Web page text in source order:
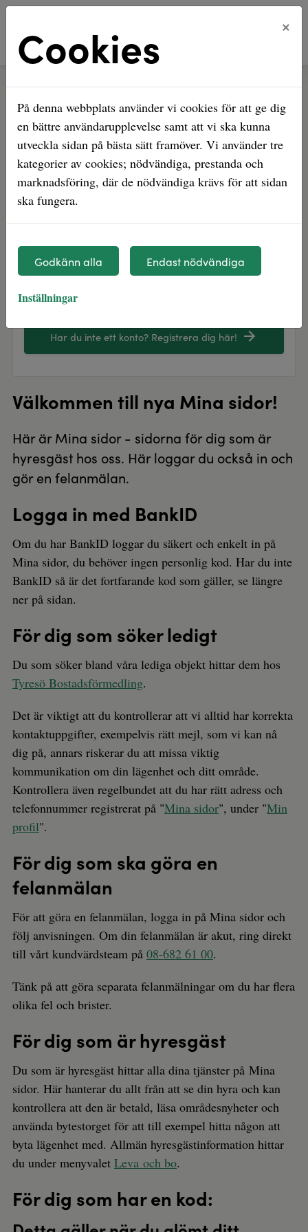
Hem Mina sidor
Mina sidor
Mobilt BankID Lösenord
Har du inte ett konto? Registrera dig här!
Välkommen till nya Mina sidor!
Här är Mina sidor - sidorna för dig som är
hyresgäst hos oss. Här loggar du också in och
gör en felanmälan.
Logga in med BankID
Om du har BankID loggar du säkert och enkelt in på
Mina sidor, du behöver ingen personlig kod. Har du inte
BankID så är det fortfarande kod som gäller, se längre
ner på sidan.
För dig som söker ledigt
Du som söker bland våra lediga objekt hittar dem hos
Tyresö Bostadsförmedling.
Det är viktigt att du kontrollerar att vi alltid har korrekta
kontaktuppgifter, exempelvis rätt mejl, som vi kan nå
dig på, annars riskerar du att missa viktig
kommunikation om din lägenhet och ditt område.
Kontrollera även regelbundet att du har rätt adress och
telefonnummer registrerat på "Mina sidor", under "Min
profil".
För dig som ska göra en
felanmälan
För att göra en felanmälan, logga in på Mina sidor och
följ anvisningen. Om din felanmälan är akut, ring direkt
till vårt kundvärdsteam på 08-682 61 00.
Tänk på att göra separata felanmälningar om du har flera
olika fel och brister.
För dig som är hyresgäst
Du som är hyresgäst hittar alla dina tjänster på Mina
sidor. Här hanterar du allt från att se din hyra och kan
kontrollera att den är betald, läsa områdesnyheter och
använda bytestorget för att till exempel hitta någon att
byta lägenhet med. Allmän hyresgästinformation hittar
du under menyvalet Leva och bo.
För dig som har en kod:
Cookies ×
På denna webbplats använder vi cookies för att ge dig
en bättre användarupplevelse samt att vi ska kunna
utveckla sidan på bästa sätt framöver. Vi använder tre
kategorier av cookies; nödvändiga, prestanda och
marknadsföring, där de nödvändiga krävs för att sidan
ska fungera.
Godkänn alla Endast nödvändiga
Inställningar